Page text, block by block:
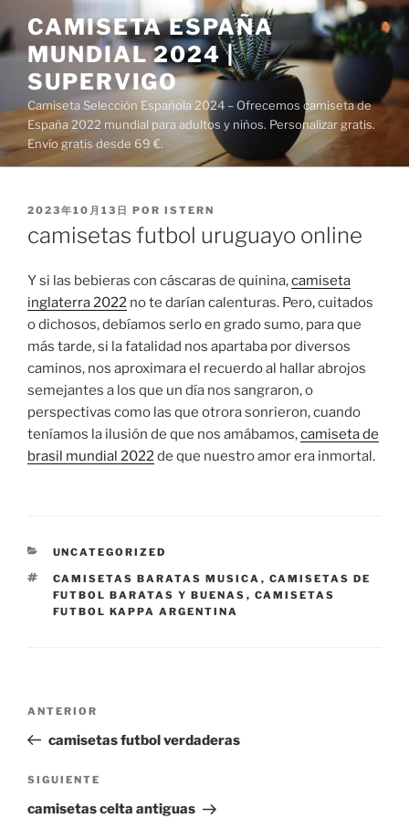
al
contenido
CAMISETA ESPAÑA
MUNDIAL 2024 |
SUPERVIGO
Camiseta Selección Española 2024 – Ofrecemos camiseta de
España 2022 mundial para adultos y niños. Personalizar gratis.
Envío gratis desde 69 €.
PUBLICADO
2023年10月13日 POR ISTERN
camisetas futbol uruguayo online
Y si las bebieras con cáscaras de quinina,camiseta
inglaterra 2022 no te darían calenturas. Pero, cuitados
o dichosos, debíamos serlo en grado sumo, para que
más tarde, si la fatalidad nos apartaba por diversos
caminos, nos aproximara el recuerdo al hallar abrojos
semejantes a los que un día nos sangraron, o
perspectivas como las que otrora sonrieron, cuando
teníamos la ilusión de que nos amábamos,camiseta de
brasil mundial 2022de que nuestro amor era inmortal.
CATEGORÍAS
UNCATEGORIZED
ETIQUETAS
CAMISETAS BARATAS MUSICA , CAMISETAS DE
FUTBOL BARATAS Y BUENAS , CAMISETAS
FUTBOL KAPPA ARGENTINA
entradas
Entrada
anterior:
ANTERIOR
camisetas futbol verdaderas
Siguiente
entrada
SIGUIENTE
camisetas celta antiguas